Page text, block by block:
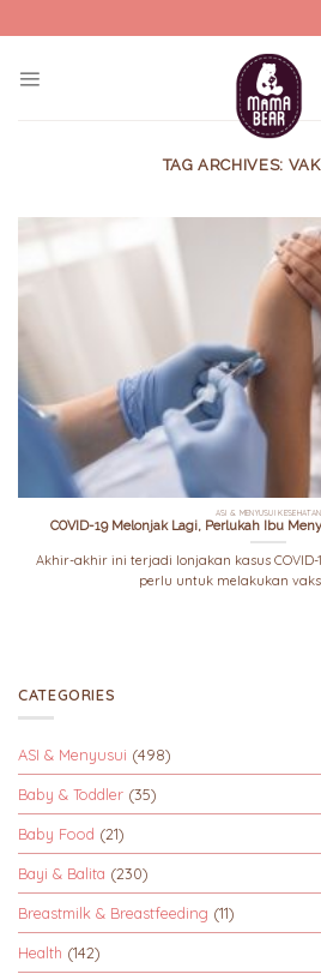
to
TAG ARCHIVES:
ASI & MENYUSUI KESEHATAN
COVID-19 Melonjak Lagi, Perlukah Ibu
Akhir-akhir ini terjadi lonjakan kasus COVID-
perlu untuk melakukan
CATEGORIES
ASI & Menyusui (498)
Baby & Toddler (35)
Baby Food (21)
Bayi & Balita (230)
Breastmilk & Breastfeeding (11)
Health (142)